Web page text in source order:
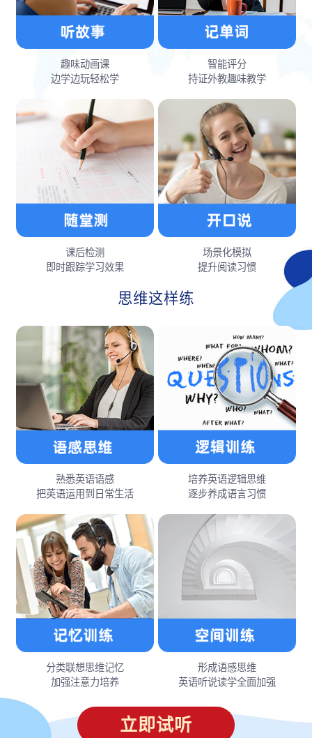
趣味动画课
边学边玩轻松学
智能评分
持证外教趣味教学
课后检测
即时跟踪学习效果
场景化模拟
提升阅读习惯
思维这样练
熟悉英语语感
把英语运用到日常生活
培养英语逻辑思维
逐步养成语言习惯
分类联想思维记忆
加强注意力培养
形成语感思维
英语听说读学全面加强
立即试听